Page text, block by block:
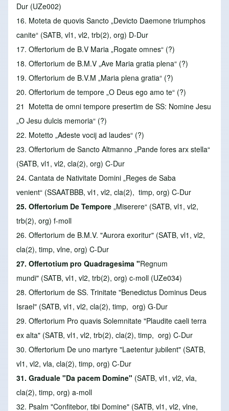
Dur (UZe002)
16. Moteta de quovis Sancto „Devicto Daemone triumphos
canite“ (SATB, vl1, vl2, trb(2), org) D-Dur
17. Offertorium de B.V Maria „Rogate omnes“ (?)
18. Offertorium de B.M.V „Ave Maria gratia plena“ (?)
19. Offertorium de B.V.M „Maria plena gratia“ (?)
20. Offertorium de tempore „O Deus ego amo te“ (?)
21 Motetta de omni tempore presertim de SS: Nomine Jesu
„O Jesu dulcis memoria“ (?)
22. Motetto „Adeste vocij ad laudes“ (?)
23. Offertorium de Sancto Altmanno „Pande fores arx stella“
(SATB, vl1, vl2, cla(2), org) C-Dur
24. Cantata de Nativitate Domini „Reges de Saba
venient“ (SSAATBBB, vl1, vl2, cla(2), timp, org) C-Dur
25. Offertorium De Tempore „Miserere“ (SATB, vl1, vl2,
trb(2), org) f-moll
26. Offertorium de B.M.V. "Aurora exoritur" (SATB, vl1, vl2,
cla(2), timp, vlne, org) C-Dur
27. Offertotium pro Quadragesima "Regnum
mundi" (SATB, vl1, vl2, trb(2), org) c-moll (UZe034)
28. Offertorium de SS. Trinitate "Benedictus Dominus Deus
Israel" (SATB, vl1, vl2, cla(2), timp, org) G-Dur
29. Offertorium Pro quavis Solemnitate "Plaudite caeli terra
ex alta" (SATB, vl1, vl2, trb(2), cla(2), timp, org) C-Dur
30. Offertorium De uno martyre "Laetentur jubilent" (SATB,
vl1, vl2, vla, cla(2), timp, org) C-Dur
31. Graduale "Da pacem Domine" (SATB, vl1, vl2, vla,
cla(2), timp, org) a-moll
32. Psalm "Confitebor, tibi Domine" (SATB, vl1, vl2, vlne,